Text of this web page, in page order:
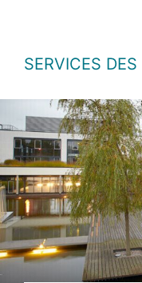
SERVICES